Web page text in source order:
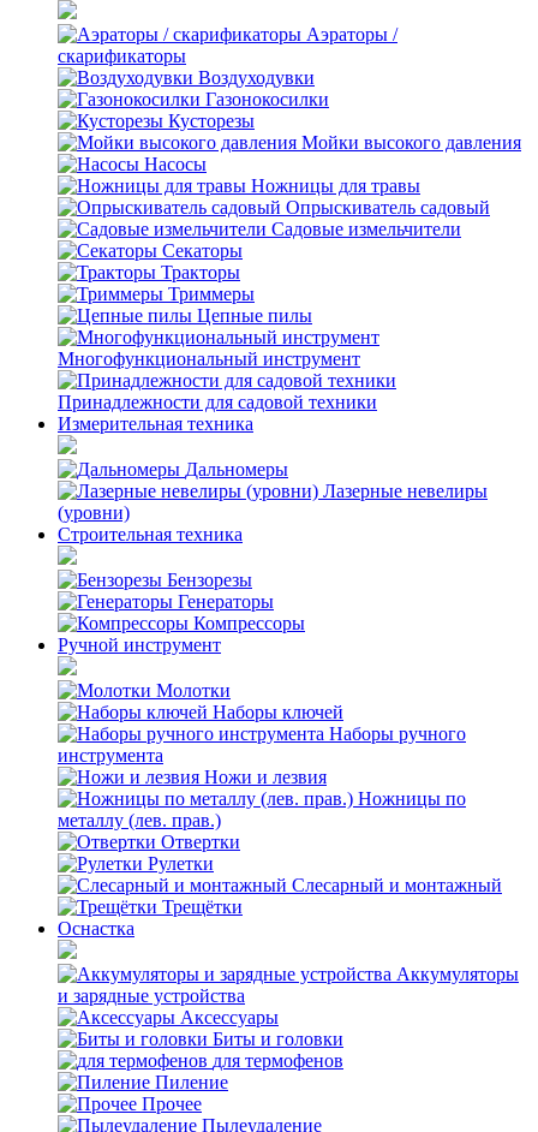
Аэраторы /
скарификаторы
Воздуходувки
Газонокосилки
Кусторезы
Мойки высокого давления
Насосы
Ножницы для травы
Опрыскиватель садовый
Садовые измельчители
Секаторы
Тракторы
Триммеры
Цепные пилы
Многофункциональный инструмент
Принадлежности для садовой техники
Измерительная техника
Дальномеры
Лазерные невелиры
(уровни)
Строительная техника
Бензорезы
Генераторы
Компрессоры
Ручной инструмент
Молотки
Наборы ключей
Наборы ручного
инструмента
Ножи и лезвия
Ножницы по
металлу (лев. прав.)
Отвертки
Рулетки
Слесарный и монтажный
Трещётки
Оснастка
Аккумуляторы
и зарядные устройства
Аксессуары
Биты и головки
для термофенов
Пиление
Прочее
Пылеудаление